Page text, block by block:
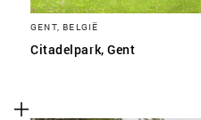
GENT, BELGIË
Citadelpark, Gent